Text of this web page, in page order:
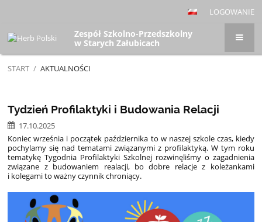
LOGOWANIE
Zespół Szkolno-Przedszkolny
w Starych Załubicach
START / AKTUALNOŚCI
Tydzień Profilaktyki i Budowania Relacji
17.10.2025
Koniec września i początek października to w naszej szkole czas, kiedy
pochylamy się nad tematami związanymi z profilaktyką. W tym roku
tematykę Tygodnia Profilaktyki Szkolnej rozwinęliśmy o zagadnienia
związane z budowaniem realacji, bo dobre relacje z koleżankami
i kolegami to ważny czynnik chroniący.